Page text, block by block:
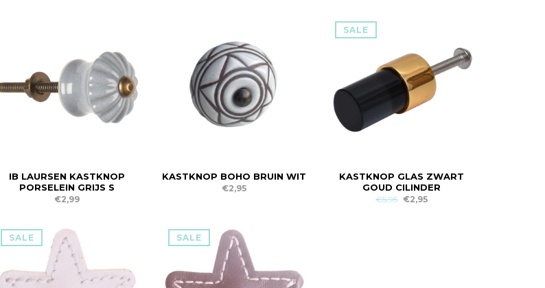
IB LAURSEN KASTKNOP
PORSELEIN GRIJS S
€2,99
KASTKNOP BOHO BRUIN WIT
€2,95
SALE
KASTKNOP GLAS ZWART
GOUD CILINDER
€5,95 €2,95
SALE SALE